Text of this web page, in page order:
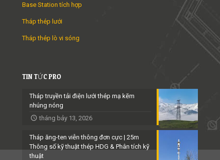
Base Station tích hợp
Tháp thép lưới
Tháp thép lò vi sóng
TIN TỨC PRO
Tháp truyền tải điện lưới thép mạ kẽm
nhúng nóng
tháng bảy 13, 2026
Tháp ăng-ten viễn thông đơn cực | 25m
Thông số kỹ thuật thép HDG & Phân tích kỹ
thuật